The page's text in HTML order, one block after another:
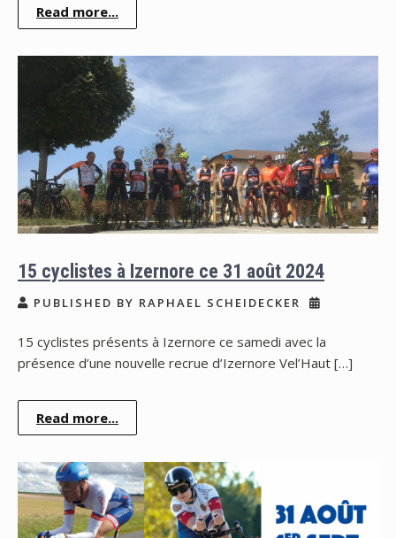
Read more...
15 cyclistes à Izernore ce 31 août 2024
PUBLISHED BY RAPHAEL SCHEIDECKER
15 cyclistes présents à Izernore ce samedi avec la
présence d’une nouvelle recrue d’Izernore Vel’Haut […]
Read more...